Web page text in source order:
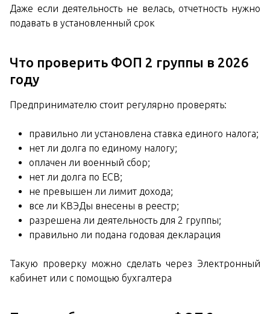
Даже если деятельность не велась, отчетность нужно
подавать в установленный срок
Что проверить ФОП 2 группы в 2026
году
Предпринимателю стоит регулярно проверять:
правильно ли установлена ставка единого налога;
нет ли долга по единому налогу;
оплачен ли военный сбор;
нет ли долга по ЕСВ;
не превышен ли лимит дохода;
все ли КВЭДы внесены в реестр;
разрешена ли деятельность для 2 группы;
правильно ли подана годовая декларация
Такую проверку можно сделать через Электронный
кабинет или с помощью бухгалтера